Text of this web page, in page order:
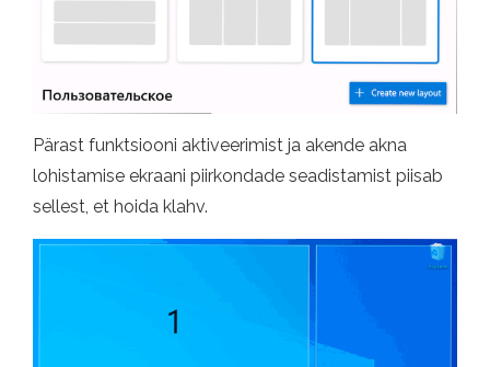
Pärast funktsiooni aktiveerimist ja akende akna
lohistamise ekraani piirkondade seadistamist piisab
sellest, et hoida klahv.